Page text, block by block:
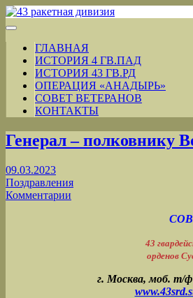
ГЛАВНАЯ
ИСТОРИЯ 4 ГВ.ПАД
ИСТОРИЯ 43 ГВ.РД
ОПЕРАЦИЯ «АНАДЫРЬ»
СОВЕТ ВЕТЕРАНОВ
КОНТАКТЫ
Генерал ‒ полковнику
09.03.2023
Поздравления
Комментарии
43
орденов
г. Москва, моб. т/ф